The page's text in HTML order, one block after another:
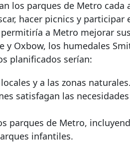
los parques de Metro cada
hacer picnics y
a Metro mejorar
Oxbow, los humedales
planificados serían:
y a las zonas naturales.
satisfagan las
parques de Metro,
infantiles.